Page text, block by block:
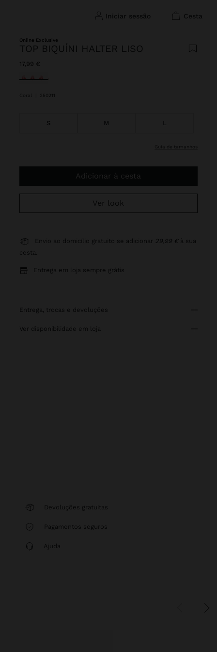
iniciar sessão cesta
Online Exclusive
TOP BIQUÍNI HALTER LISO
17,99 €
Selecionado
Coral 250211
S M L
guia de tamanhos
Adicionar à cesta
Ver look
Envio ao domicílio gratuito se adicionar 29,99 € à sua
cesta.
Entrega em loja sempre grátis
entrega, trocas e devoluções
ver disponibilidade em loja
Devoluções gratuitas
Pagamentos seguros
Ajuda